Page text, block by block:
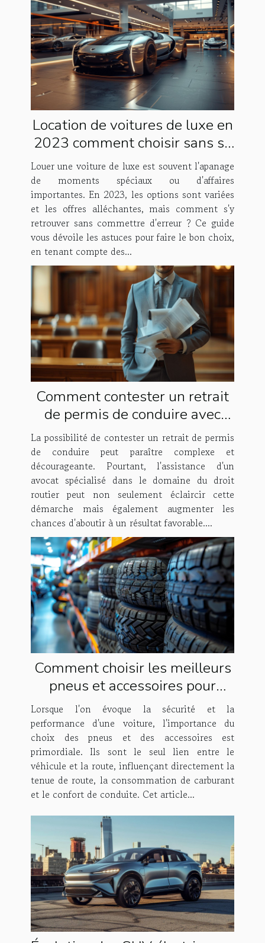
Location de voitures de luxe en
2023 comment choisir sans se
tromper
Louer une voiture de luxe est souvent l'apanage
de moments spéciaux ou d'affaires
importantes. En 2023, les options sont variées
et les offres alléchantes, mais comment s'y
retrouver sans commettre d'erreur ? Ce guide
vous dévoile les astuces pour faire le bon choix,
en tenant compte des...
Comment contester un retrait
de permis de conduire avec
l'aide d'un avocat spécialisé
La possibilité de contester un retrait de permis
de conduire peut paraître complexe et
décourageante. Pourtant, l'assistance d'un
avocat spécialisé dans le domaine du droit
routier peut non seulement éclaircir cette
démarche mais également augmenter les
chances d'aboutir à un résultat favorable....
Comment choisir les meilleurs
pneus et accessoires pour
votre voiture
Lorsque l'on évoque la sécurité et la
performance d'une voiture, l'importance du
choix des pneus et des accessoires est
primordiale. Ils sont le seul lien entre le
véhicule et la route, influençant directement la
tenue de route, la consommation de carburant
et le confort de conduite. Cet article...